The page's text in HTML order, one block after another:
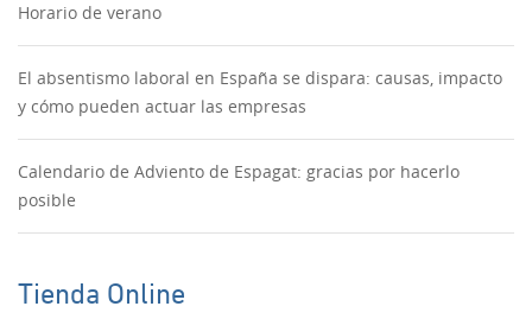
Horario de verano
El absentismo laboral en España se dispara: causas, impacto
y cómo pueden actuar las empresas
Calendario de Adviento de Espagat: gracias por hacerlo
posible
Tienda Online